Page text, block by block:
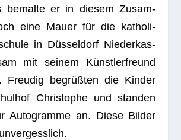
bemalte er in die­sem Zusam­
eine Mauer für die katho­li­
in Düs­sel­dorf Nie­der­kas­
mit sei­nem Künst­ler­freund
Freu­dig begrüß­ten die Kin­der
Chris­to­phe und stan­den
Auto­gramme an. Diese Bil­der